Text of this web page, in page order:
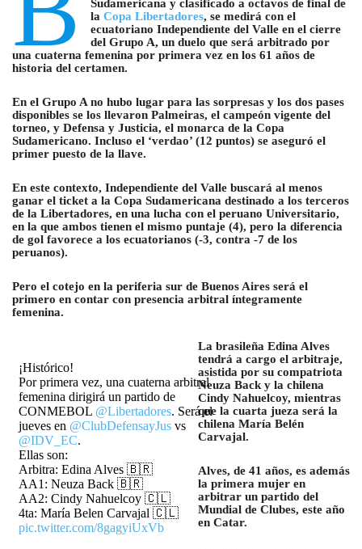
Sudamericana y clasificado a octavos de final de
la Copa Libertadores, se medirá con el
ecuatoriano Independiente del Valle en el cierre
del Grupo A, un duelo que será arbitrado por
una cuaterna femenina por primera vez en los 61 años de
historia del certamen.
En el Grupo A no hubo lugar para las sorpresas y los dos pases
disponibles se los llevaron Palmeiras, el campeón vigente del
torneo, y Defensa y Justicia, el monarca de la Copa
Sudamericano. Incluso el ‘verdao’ (12 puntos) se aseguró el
primer puesto de la llave.
En este contexto, Independiente del Valle buscará al menos
ganar el ticket a la Copa Sudamericana destinado a los terceros
de la Libertadores, en una lucha con el peruano Universitario,
en la que ambos tienen el mismo puntaje (4), pero la diferencia
de gol favorece a los ecuatorianos (-3, contra -7 de los
peruanos).
Pero el cotejo en la periferia sur de Buenos Aires será el
primero en contar con presencia arbitral íntegramente
femenina.
¡Histórico!
Por primera vez, una cuaterna arbitral
femenina dirigirá un partido de
CONMEBOL @Libertadores. Será el
jueves en @ClubDefensayJus vs
@IDV_EC.
Ellas son:
Arbitra: Edina Alves 🇧🇷
AA1: Neuza Back 🇧🇷
AA2: Cindy Nahuelcoy 🇨🇱
4ta: María Belen Carvajal 🇨🇱
pic.twitter.com/8gagyiUxVb
La brasileña Edina Alves
tendrá a cargo el arbitraje,
asistida por su compatriota
Neuza Back y la chilena
Cindy Nahuelcoy, mientras
que la cuarta jueza será la
chilena María Belén
Carvajal.
Alves, de 41 años, es además
la primera mujer en
arbitrar un partido del
Mundial de Clubes, este año
en Catar.